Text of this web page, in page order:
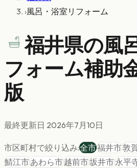
›風呂・浴室リフォーム
福井県の風
フォーム補助
版
最終更新日 2026年7月10日
市区町村で絞り込み:全市福井市敦
鯖江市あわら市越前市坂井市永平